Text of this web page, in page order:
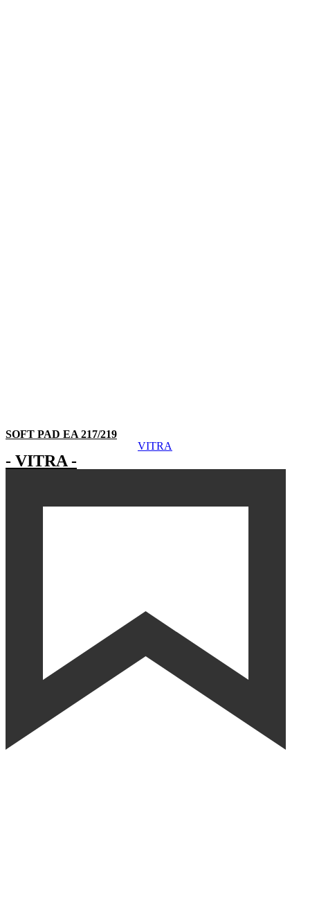
SOFT PAD EA 217/219
VITRA
- VITRA -